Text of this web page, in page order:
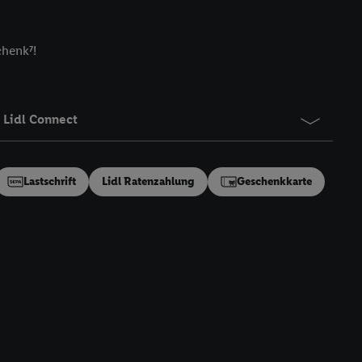
Lidl Connect
Lastschrift Lidl Ratenzahlung Geschenkkarte
gilt auch für die
für Werbung und
und
Informationen,
Utiq-
von oder
von
Profilen zur